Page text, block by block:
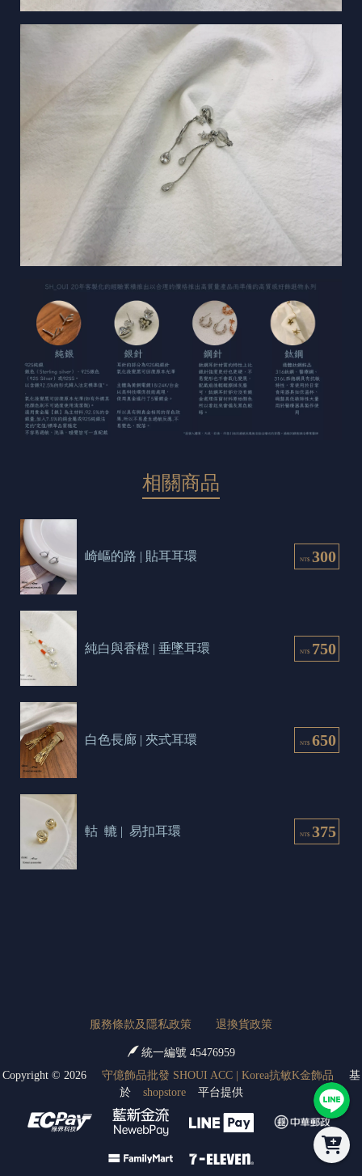
相關商品
NT$ 300
崎嶇的路 | 貼耳耳環
NT$ 750
純白與香橙 | 垂墜耳環
NT$ 650
白色長廊 | 夾式耳環
NT$ 375
軲  轆 |  易扣耳環
服務條款及隱私政策 退換貨政策
統一編號 45476959
Copyright © 2026 守億飾品批發 SHOUI ACC | Korea抗敏K金飾品
基
於
shopstore 平台提供